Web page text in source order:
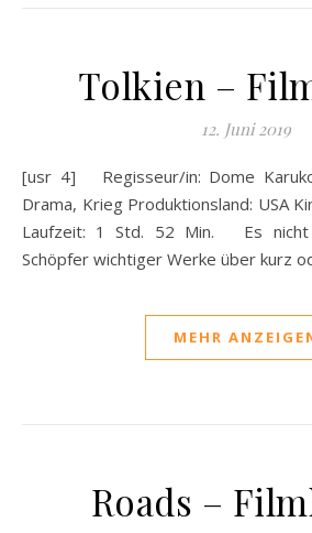
Tolkien –
12. Juni 2019
[usr 4] Regisseur/in: Dome Karukosi Genre: Biografie,
Drama, Krieg Produktionsland: USA
Laufzeit: 1 Std. 52 Min. Es nicht
Schöpfer wichtiger Werke über kurz
MEHR
Roads –